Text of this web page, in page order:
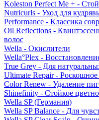
Koleston Perfect Me + -
Nutricurls - Уход для
Performance - Классика
Oil Reflections -
волос
Wella - Окислители
Wella°Plex -
True Grey - Для
Ultimate Repair - Роскошное
Color Renew - Удаление
Shinefinity - Стойкое
Wella SP (Германия)
Wella SP Balance - Для